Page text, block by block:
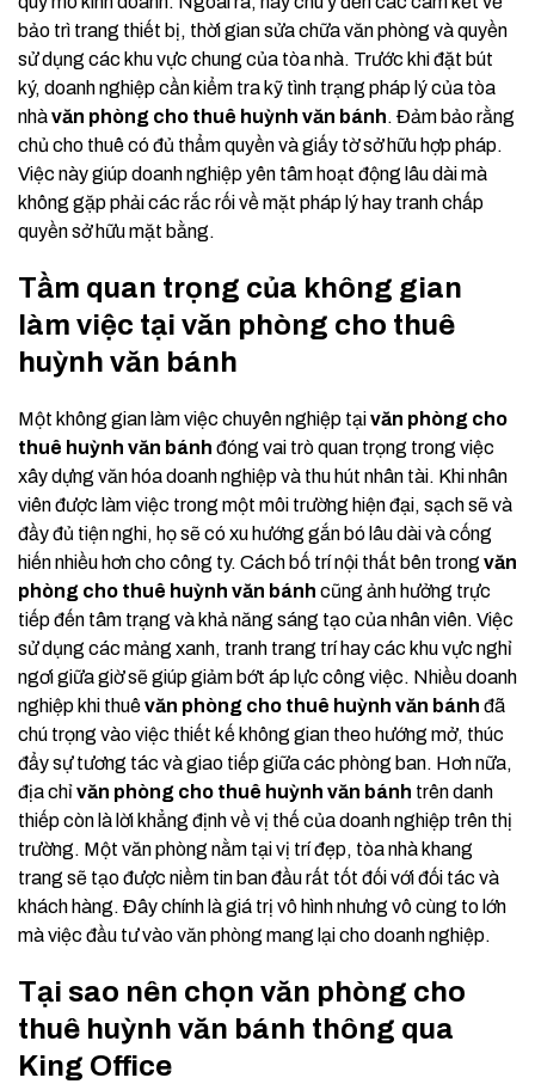
bảo trì trang thiết bị, thời gian sửa chữa văn phòng và quyền
sử dụng các khu vực chung của tòa nhà. Trước khi đặt bút
ký, doanh nghiệp cần kiểm tra kỹ tình trạng pháp lý của tòa
nhàvăn phòng cho thuê huỳnh văn bánh. Đảm bảo rằng
chủ cho thuê có đủ thẩm quyền và giấy tờ sở hữu hợp pháp.
Việc này giúp doanh nghiệp yên tâm hoạt động lâu dài mà
không gặp phải các rắc rối về mặt pháp lý hay tranh chấp
quyền sở hữu mặt bằng.
Tầm quan trọng của không gian
làm việc tại văn phòng cho thuê
huỳnh văn bánh
Một không gian làm việc chuyên nghiệp tạivăn phòng cho
thuê huỳnh văn bánh đóng vai trò quan trọng trong việc
xây dựng văn hóa doanh nghiệp và thu hút nhân tài. Khi nhân
viên được làm việc trong một môi trường hiện đại, sạch sẽ và
đầy đủ tiện nghi, họ sẽ có xu hướng gắn bó lâu dài và cống
hiến nhiều hơn cho công ty. Cách bố trí nội thất bên trong văn
phòng cho thuê huỳnh văn bánh cũng ảnh hưởng trực
tiếp đến tâm trạng và khả năng sáng tạo của nhân viên. Việc
sử dụng các mảng xanh, tranh trang trí hay các khu vực nghỉ
ngơi giữa giờ sẽ giúp giảm bớt áp lực công việc. Nhiều doanh
nghiệp khi thuêvăn phòng cho thuê huỳnh văn bánh đã
chú trọng vào việc thiết kế không gian theo hướng mở, thúc
đẩy sự tương tác và giao tiếp giữa các phòng ban. Hơn nữa,
địa chỉvăn phòng cho thuê huỳnh văn bánh trên danh
thiếp còn là lời khẳng định về vị thế của doanh nghiệp trên thị
trường. Một văn phòng nằm tại vị trí đẹp, tòa nhà khang
trang sẽ tạo được niềm tin ban đầu rất tốt đối với đối tác và
khách hàng. Đây chính là giá trị vô hình nhưng vô cùng to lớn
mà việc đầu tư vào văn phòng mang lại cho doanh nghiệp.
Tại sao nên chọn văn phòng cho
thuê huỳnh văn bánh thông qua
King Office